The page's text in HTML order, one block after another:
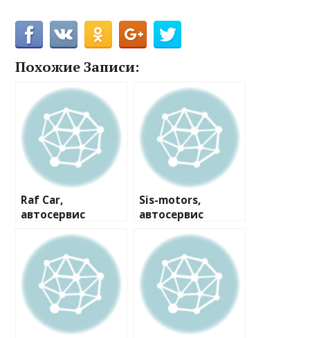
Похожие Записи:
Raf Car,
автосервис
Sis-motors,
автосервис